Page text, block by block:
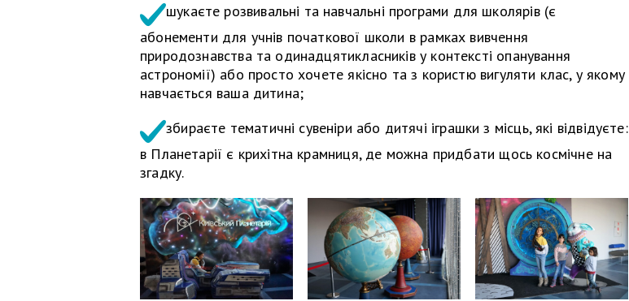
шукаєте розвивальні та навчальні програми для школярів (є
абонементи для учнів початкової школи в рамках вивчення
природознавства та одинадцятикласників у контексті опанування
астрономії) або просто хочете якісно та з користю вигуляти клас, у якому
навчається ваша дитина;
збираєте тематичні сувеніри або дитячі іграшки з місць, які відвідуєте:
в Планетарії є крихітна крамниця, де можна придбати щось космічне на
згадку.